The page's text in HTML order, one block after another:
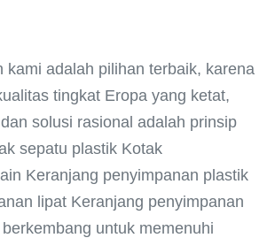
kami adalah pilihan terbaik, karena
tingkat Eropa yang ketat,
solusi rasional adalah prinsip
sepatu plastik Kotak
Keranjang penyimpanan plastik
lipat Keranjang penyimpanan
untuk memenuhi